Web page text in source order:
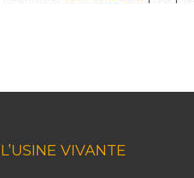
L’USINE VIVANTE